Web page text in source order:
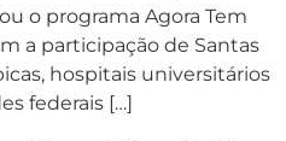
o programa Agora Tem
a participação de Santas
hospitais universitários
federais […]